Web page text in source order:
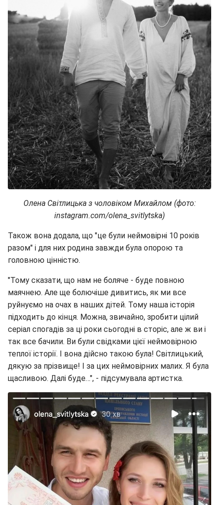
Олена Світлицька з чоловіком Михайлом (фото:
instagram.com/olena_svitlytska)
Також вона додала, що "це були неймовірні 10 років
разом" і для них родина завжди була опорою та
головною цінністю.
"Тому сказати, що нам не боляче - буде повною
маячнею. Але ще болючіше дивитись, як ми все
руйнуємо на очах в наших дітей. Тому наша історія
підходить до кінця. Можна, звичайно, зробити цілий
серіал спогадів за ці роки сьогодні в сторіс, але ж ви і
так все бачили. Ви були свідками цієї неймовірною
теплої історії. І вона дійсно такою була! Світлицький,
дякую за прізвище! І за цих неймовірних малих. Я була
щасливою. Далі буде…", - підсумувала артистка.